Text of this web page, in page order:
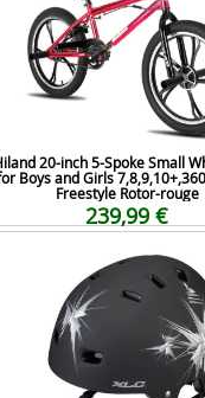
20-inch 5-Spoke Small
Boys and Girls
Freestyle Rotor-rouge
239,99 €